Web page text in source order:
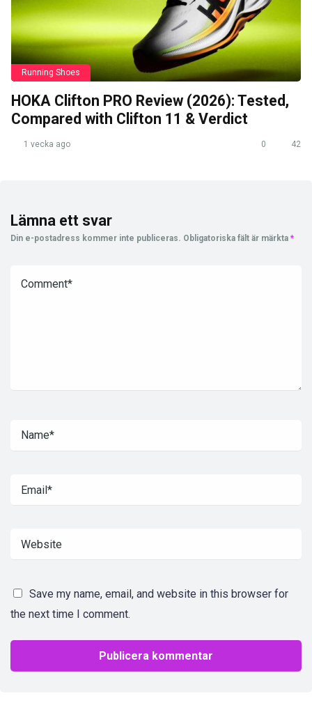
Running Shoes
HOKA Clifton PRO Review (2026): Tested,
Compared with Clifton 11 & Verdict
1 vecka ago 0 42
Lämna ett svar
Din e-postadress kommer inte publiceras. Obligatoriska fält är märkta *
Save my name, email, and website in this browser for
the next time I comment.